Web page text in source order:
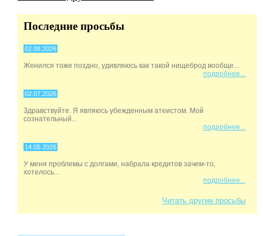
Последние просьбы
02.08.2026
Женился тоже поздно, удивляюсь как такой нищеброд вообще...
подробнее...
02.07.2026
Здравствуйте. Я являюсь убежденным атеистом. Мой
сознательный...
подробнее...
14.05.2026
У меня проблемы с долгами, набрала кредитов зачем-то,
хотелось...
подробнее...
Читать другие просьбы